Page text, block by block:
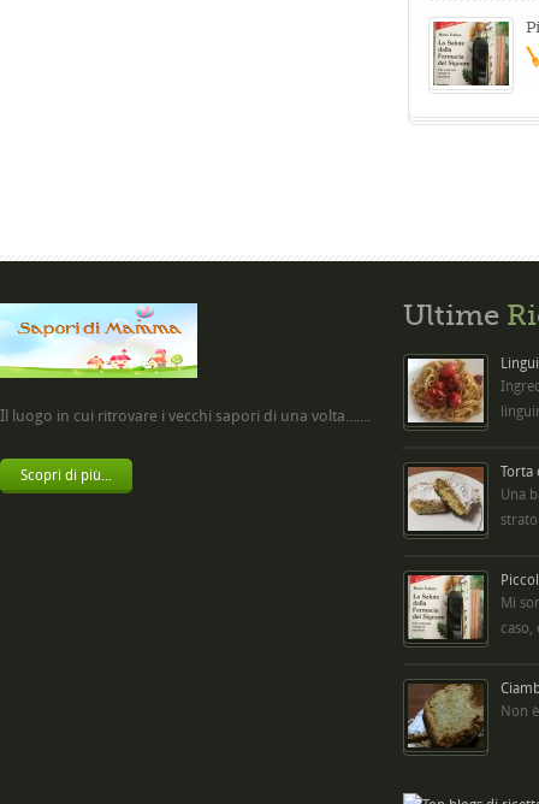
Il luogo in cui ritrovare i vecchi sapori di una volta.......
Scopri di più...
Ultime
Torta
Una
Mi
caso,
Non